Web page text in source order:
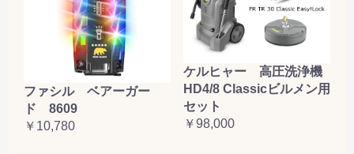
ファシル ベアーガー
ド 8609
￥10,780
ケルヒャー 高圧洗浄機
HD4/8 Classicビルメン用
セット
￥98,000